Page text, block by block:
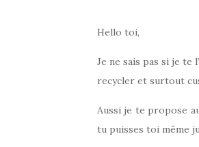
Hello toi,
Je ne sais pas si je te
recycler et surtout
Aussi je te propose
tu puisses toi même